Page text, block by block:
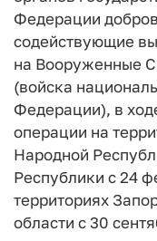
Федерации
содействующие
на Вооруженные
(войска
Федерации), в
операции на
Народной
Республики с 24
территориях
области с 30